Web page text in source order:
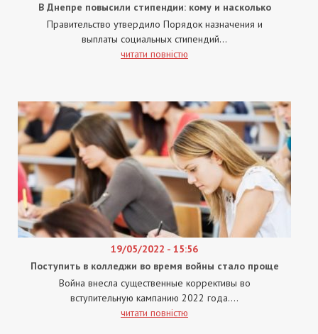
В Днепре повысили стипендии: кому и насколько
Правительство утвердило Порядок назначения и
выплаты социальных стипендий...
читати повністю
19/05/2022 - 15:56
Поступить в колледжи во время войны стало проще
Война внесла существенные коррективы во
вступительную кампанию 2022 года....
читати повністю